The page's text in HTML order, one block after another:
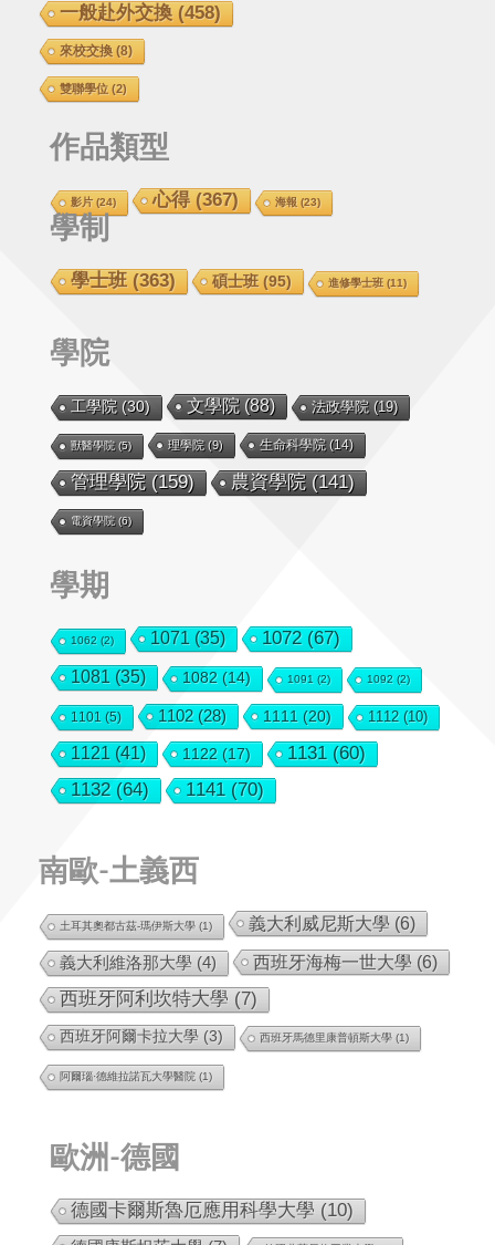
一般赴外交換(458)
來校交換(8)
雙聯學位 (2)
作品類型
影片(24) 心得(367) 海報 (23)
學制
學士班(363) 碩士班(95) 進修學士班(11)
學院
工學院 (30) 文學院 (88) 法政學院 (19)
獸醫學院(5) 理學院(9) 生命科學院(14)
管理學院 (159) 農資學院 (141)
電資學院(6)
學期
1062 (2) 1071 (35) 1072(67)
1081 (35) 1082 (14) 1091 (2) 1092 (2)
1101 (5) 1102(28) 1111 (20) 1112(10)
1121 (41) 1122 (17) 1131 (60)
1132(64) 1141 (70)
南歐-土義西
土耳其奧都古茲-瑪伊斯大學 (1) 義大利威尼斯大學 (6)
義大利維洛那大學 (4) 西班牙海梅一世大學 (6)
西班牙阿利坎特大學 (7)
西班牙阿爾卡拉大學 (3) 西班牙馬德里康普頓斯大學 (1)
阿爾瑙·德維拉諾瓦大學醫院 (1)
歐洲-德國
德國卡爾斯魯厄應用科學大學 (10)